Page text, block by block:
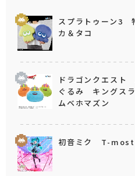
スプラトゥーン3
カ＆タコ
ドラゴンクエス
ぐるみ キングス
ムベホマズン
初音ミク T-